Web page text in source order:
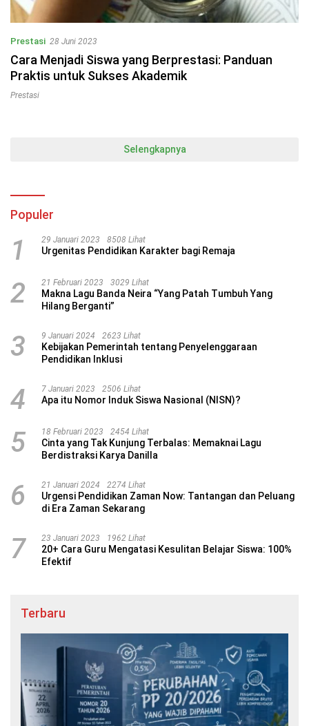
Prestasi 28 Juni 2023
Cara Menjadi Siswa yang Berprestasi: Panduan
Praktis untuk Sukses Akademik
Prestasi
Selengkapnya
Populer
1 29 Januari 2023 8508 Lihat
Urgenitas Pendidikan Karakter bagi Remaja
2 21 Februari 2023 3029 Lihat
Makna Lagu Banda Neira “Yang Patah Tumbuh Yang
Hilang Berganti”
3 9 Januari 2024 2623 Lihat
Kebijakan Pemerintah tentang Penyelenggaraan
Pendidikan Inklusi
4 7 Januari 2023 2506 Lihat
Apa itu Nomor Induk Siswa Nasional (NISN)?
5 18 Februari 2023 2454 Lihat
Cinta yang Tak Kunjung Terbalas: Memaknai Lagu
Berdistraksi Karya Danilla
6 21 Januari 2024 2274 Lihat
Urgensi Pendidikan Zaman Now: Tantangan dan Peluang
di Era Zaman Sekarang
7 23 Januari 2023 1962 Lihat
20+ Cara Guru Mengatasi Kesulitan Belajar Siswa: 100%
Efektif
Terbaru